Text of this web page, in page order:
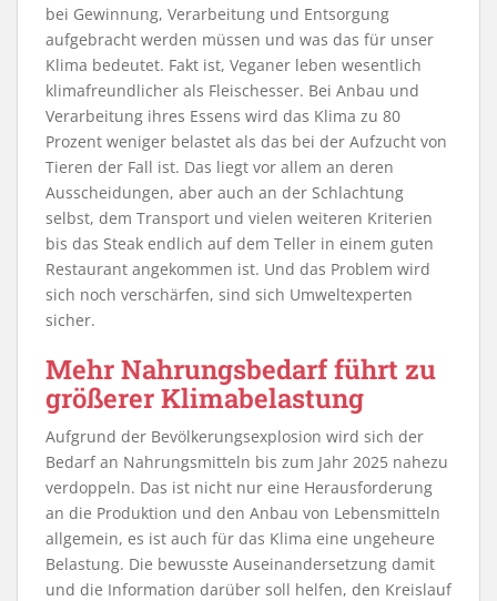
bei Gewinnung, Verarbeitung und Entsorgung
aufgebracht werden müssen und was das für unser
Klima bedeutet. Fakt ist, Veganer leben wesentlich
klimafreundlicher als Fleischesser. Bei Anbau und
Verarbeitung ihres Essens wird das Klima zu 80
Prozent weniger belastet als das bei der Aufzucht von
Tieren der Fall ist. Das liegt vor allem an deren
Ausscheidungen, aber auch an der Schlachtung
selbst, dem Transport und vielen weiteren Kriterien
bis das Steak endlich auf dem Teller in einem guten
Restaurant angekommen ist. Und das Problem wird
sich noch verschärfen, sind sich Umweltexperten
sicher.
Mehr Nahrungsbedarf führt zu
größerer Klimabelastung
Aufgrund der Bevölkerungsexplosion wird sich der
Bedarf an Nahrungsmitteln bis zum Jahr 2025 nahezu
verdoppeln. Das ist nicht nur eine Herausforderung
an die Produktion und den Anbau von Lebensmitteln
allgemein, es ist auch für das Klima eine ungeheure
Belastung. Die bewusste Auseinandersetzung damit
und die Information darüber soll helfen, den Kreislauf